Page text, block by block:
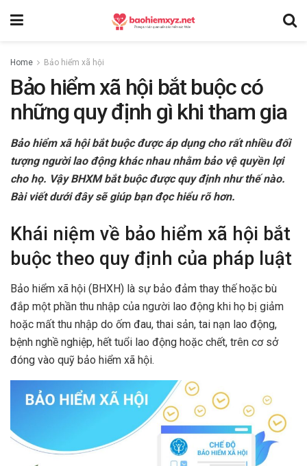
Home Bảo hiểm xã hội
Bảo hiểm xã hội bắt buộc có
những quy định gì khi tham gia
Bảo hiểm xã hội bắt buộc được áp dụng cho rất nhiều đối
tượng người lao động khác nhau nhằm bảo vệ quyền lợi
cho họ. Vậy BHXM bắt buộc được quy định như thế nào.
Bài viết dưới đây sẽ giúp bạn đọc hiểu rõ hơn.
Khái niệm về bảo hiểm xã hội bắt
buộc theo quy định của pháp luật
Bảo hiểm xã hội (BHXH) là sự bảo đảm thay thế hoặc bù
đắp một phần thu nhập của người lao động khi họ bị giảm
hoặc mất thu nhập do ốm đau, thai sản, tai nạn lao động,
bệnh nghề nghiệp, hết tuổi lao động hoặc chết, trên cơ sở
đóng vào quỹ bảo hiểm xã hội.